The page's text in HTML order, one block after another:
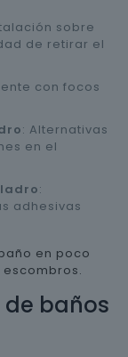
sobre
de retirar el
con focos
: Alternativas
en el
:
adhesivas
en poco
de baños